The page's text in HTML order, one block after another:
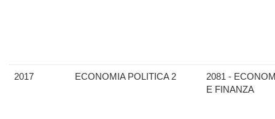
2017 ECONOMIA POLITICA 2
2081 -
E FINANZA